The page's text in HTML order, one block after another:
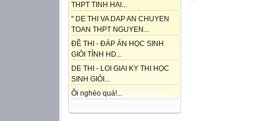
THPT TINH HAI...
" DE THI VA DAP AN CHUYEN
TOAN THPT NGUYEN...
ĐỀ THI - ĐÁP ÁN HỌC SINH
GIỎI TỈNH HD...
DE THI - LOI GIAI KY THI HỌC
SINH GIỎI...
Ôi nghèo quá!...